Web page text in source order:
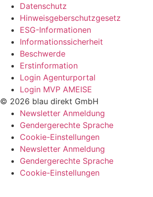
Datenschutz
Hinweisgeberschutzgesetz
ESG-Informationen
Informationssicherheit
Beschwerde
Erstinformation
Login Agenturportal
Login MVP AMEISE
© 2026 blau direkt GmbH
Newsletter Anmeldung
Gendergerechte Sprache
Cookie-Einstellungen
Newsletter Anmeldung
Gendergerechte Sprache
Cookie-Einstellungen